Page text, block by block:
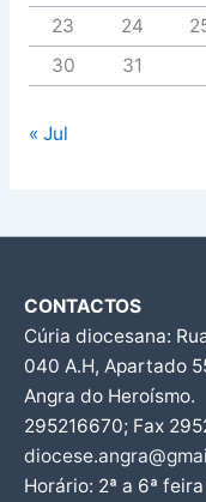
23
24
30
31
« Jul
CONTACTOS
Cúria diocesana:
040 A.H, Apartado
Angra do Heroísmo.
295216670; Fax
Horário: 2ª a 6ª